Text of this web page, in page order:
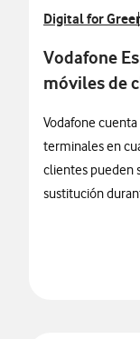
Ver más notas
Digital for
Vodafone
móviles de
Vodafone
terminales en
clientes pueden
sustitución